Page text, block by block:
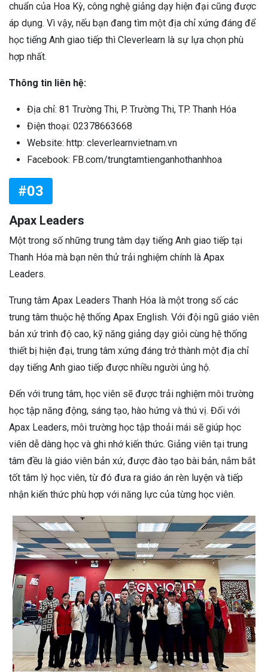
chuẩn của Hoa Kỳ, công nghệ giảng dạy hiện đại cũng được
áp dụng. Vì vậy, nếu bạn đang tìm một địa chỉ xứng đáng để
học tiếng Anh giao tiếp thì Cleverlearn là sự lựa chọn phù
hợp nhất.
Thông tin liên hệ:
Địa chỉ: 81 Trường Thi, P. Trường Thi, TP. Thanh Hóa
Điện thoại: 02378663668
Website: http: cleverlearnvietnam.vn
Facebook: FB.com/trungtamtienganhothanhhoa
#03
Apax Leaders
Một trong số những trung tâm dạy tiếng Anh giao tiếp tại
Thanh Hóa mà bạn nên thử trải nghiệm chính là Apax
Leaders.
Trung tâm Apax Leaders Thanh Hóa là một trong số các
trung tâm thuộc hệ thống Apax English. Với đội ngũ giáo viên
bản xứ trình độ cao, kỹ năng giảng dạy giỏi cùng hệ thống
thiết bị hiện đại, trung tâm xứng đáng trở thành một địa chỉ
dạy tiếng Anh giao tiếp được nhiều người ủng hộ.
Đến với trung tâm, học viên sẽ được trải nghiệm môi trường
học tập năng động, sáng tạo, hào hứng và thú vị. Đối với
Apax Leaders, môi trường học tập thoải mái sẽ giúp học
viên dễ dàng học và ghi nhớ kiến thức. Giảng viên tại trung
tâm đều là giáo viên bản xứ, được đào tạo bài bản, nắm bắt
tốt tâm lý học viên, từ đó đưa ra giáo án rèn luyện và tiếp
nhận kiến thức phù hợp với năng lực của từng học viên.